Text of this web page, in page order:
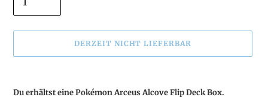
DERZEIT NICHT LIEFERBAR
Du erhältst eine Pokémon Arceus Alcove Flip Deck Box.